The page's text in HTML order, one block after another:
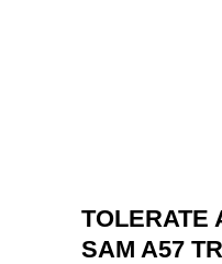
TOLERATE
SAM A57